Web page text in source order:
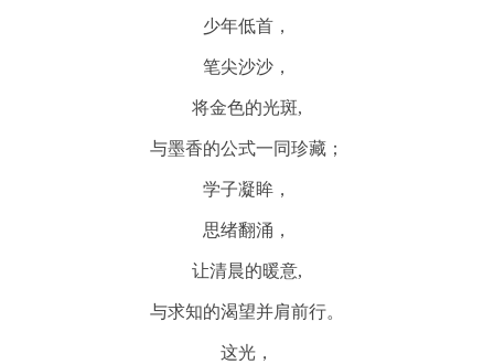
少年低首，
笔尖沙沙，
将金色的光斑,
与墨香的公式一同珍藏；
学子凝眸，
思绪翻涌，
让清晨的暖意,
与求知的渴望并肩前行。
这光，